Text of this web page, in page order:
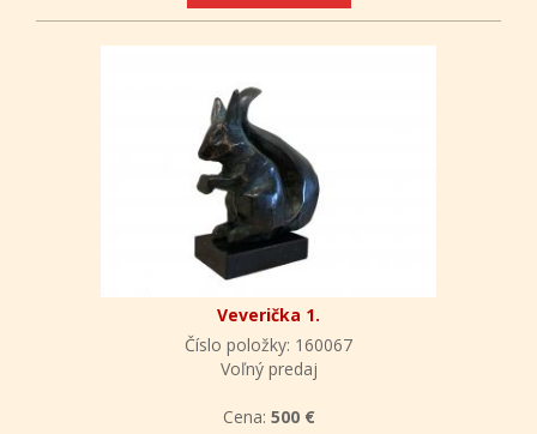
Veverička 1.
Číslo položky: 160067
Voľný predaj
Cena: 500 €